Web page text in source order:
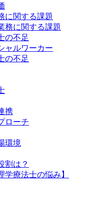
に関する課題
務に関する課題
の不足
ャルワーカー
の不足
携
ローチ
環境
割は？
療法士の悩み】